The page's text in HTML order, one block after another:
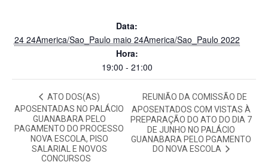
Data:
24 24America/Sao_Paulo maio 24America/Sao_Paulo 2022
Hora:
19:00 - 21:00
ATO DOS(AS)
APOSENTADAS NO PALÁCIO
GUANABARA PELO
PAGAMENTO DO PROCESSO
NOVA ESCOLA, PISO
SALARIAL E NOVOS
CONCURSOS
REUNIÃO DA COMISSÃO DE
APOSENTADOS COM VISTAS À
PREPARAÇÃO DO ATO DO DIA 7
DE JUNHO NO PALÁCIO
GUANABARA PELO PGAMENTO
DO NOVA ESCOLA